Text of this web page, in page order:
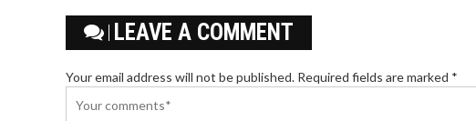
LEAVE A COMMENT
Your email address will not be published. Required fields are marked *